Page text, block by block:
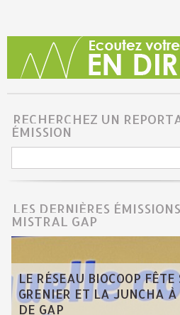
RECHERCHEZ UN
ÉMISSION
LES DERNIÈRES
MISTRAL GAP
LE RÉSEAU BIOCOOP
GRENIER ET LA JUNCHA
DE GAP